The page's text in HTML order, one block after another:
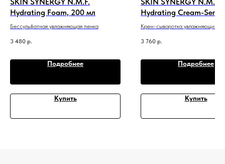
Hydrating Foam, 200 мл
Бессульфатная увлажняющая пенка
3 480 р.
Подробнее
Купить
Hydrating Cream-
Крем-сыворотка увлажняющий
3 760 р.
Подробнее
Купить